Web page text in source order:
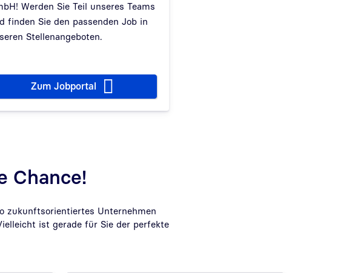
Werden Sie Teil unseres Teams
finden Sie den passenden Job in
Stellenangeboten.
Zum Jobportal
Chance!
zukunftsorientiertes Unternehmen
ist gerade für Sie der perfekte